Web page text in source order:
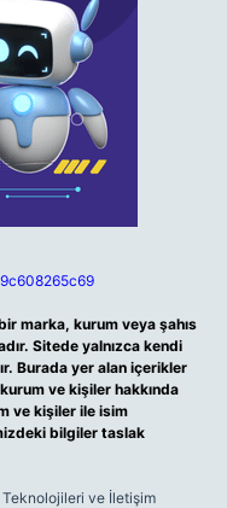
marka, kurum veya şahıs
Sitede yalnızca kendi
Burada yer alan içerikler
ve kişiler hakkında
ve kişiler ile isim
bilgiler taslak
Teknolojileri ve İletişim